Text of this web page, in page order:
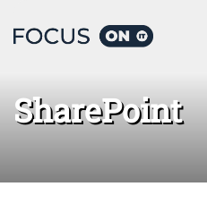
Home SharePoint
SharePoint